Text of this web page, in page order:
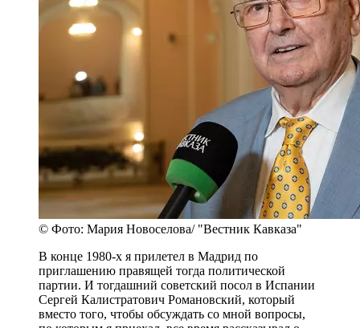
© Фото: Мария Новоселова/ "Вестник Кавказа"
В конце 1980-х я прилетел в Мадрид по
приглашению правящей тогда политической
партии. И тогдашний советский посол в Испании
Сергей Калистратович Романовский, который
вместо того, чтобы обсуждать со мной вопросы,